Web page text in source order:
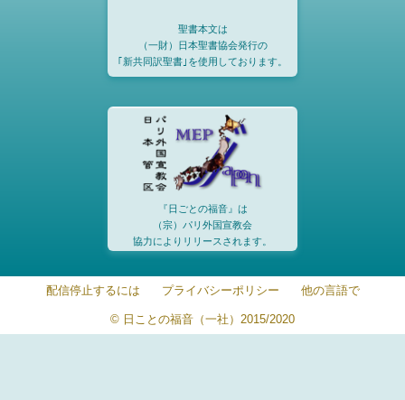
聖書本文は
（一財）日本聖書協会発行の
｢新共同訳聖書｣を使用しております。
『日ごとの福音』は
（宗）パリ外国宣教会
協力によりリリースされます。
配信停止するには プライバシーポリシー 他の言語で
© 日ことの福音（一社）2015/2020